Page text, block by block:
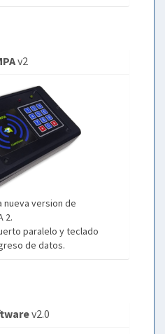
v2
nueva version de
2.
paralelo y teclado
de datos.
v2.0